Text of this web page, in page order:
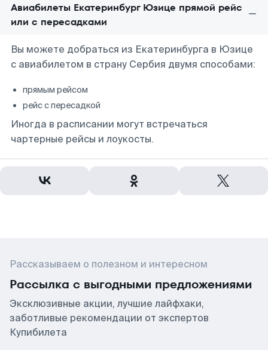
Авиабилеты Екатеринбург Юзице прямой рейс
или с пересадками
Вы можете добраться из Екатеринбурга в Юзице
с авиабилетом в страну Сербия двумя способами:
прямым рейсом
рейс с пересадкой
Иногда в расписании могут встречаться
чартерные рейсы и лоукосты.
Рассказываем о полезном и интересном
Рассылка с выгодными предложениями
Эксклюзивные акции, лучшие лайфхаки,
заботливые рекомендации от экспертов
Купибилета